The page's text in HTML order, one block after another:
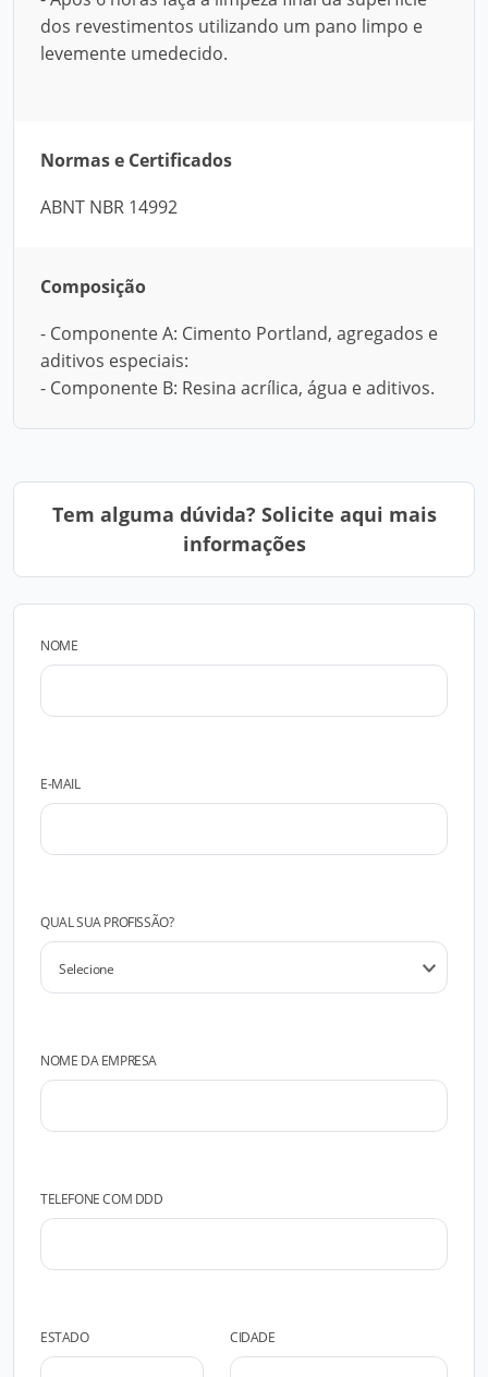
dos revestimentos utilizando um pano limpo e
levemente umedecido.
Normas e Certificados
ABNT NBR 14992
Composição
- Componente A: Cimento Portland, agregados e
aditivos especiais:
- Componente B: Resina acrílica, água e aditivos.
Tem alguma dúvida? Solicite aqui mais
informações
NOME
E-MAIL
QUAL SUA PROFISSÃO?
NOME DA EMPRESA
TELEFONE COM DDD
ESTADO CIDADE